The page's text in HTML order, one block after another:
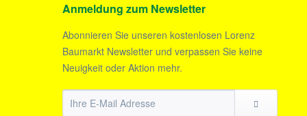
Anmeldung zum Newsletter
Abonnieren Sie unseren kostenlosen Lorenz
Baumarkt Newsletter und verpassen Sie keine
Neuigkeit oder Aktion mehr.